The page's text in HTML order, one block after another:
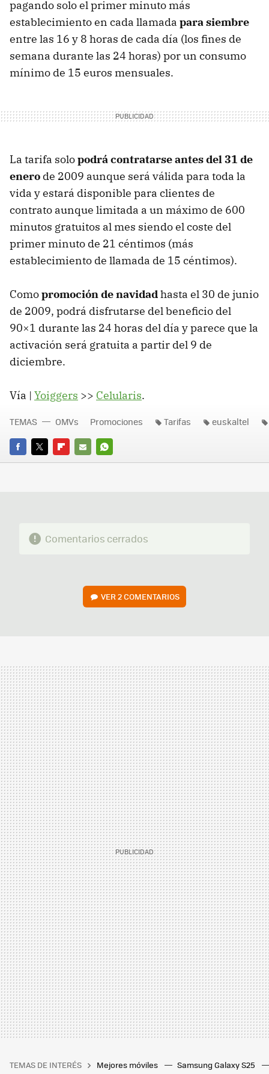
pagando solo el primer minuto más
establecimiento en cada llamada para siembre
entre las 16 y 8 horas de cada día (los fines de
semana durante las 24 horas) por un consumo
mínimo de 15 euros mensuales.
La tarifa solopodrá contratarse antes del 31 de
enero de 2009 aunque será válida para toda la
vida y estará disponible para clientes de
contrato aunque limitada a un máximo de 600
minutos gratuitos al mes siendo el coste del
primer minuto de 21 céntimos (más
establecimiento de llamada de 15 céntimos).
Comopromoción de navidadhasta el 30 de junio
de 2009, podrá disfrutarse del beneficio del
90×1 durante las 24 horas del día y parece que la
activación será gratuita a partir del 9 de
diciembre.
Vía | Yoiggers >> Celularis.
FACEBOOK
TWITTERFLIPBOARD
E-
WHATSAPP
TEMAS OMVs Promociones Tarifas euskaltel
Comentarios cerrados
VER2 COMENTARIOS
TEMAS DE INTERÉS Mejores móviles Samsung Galaxy S25